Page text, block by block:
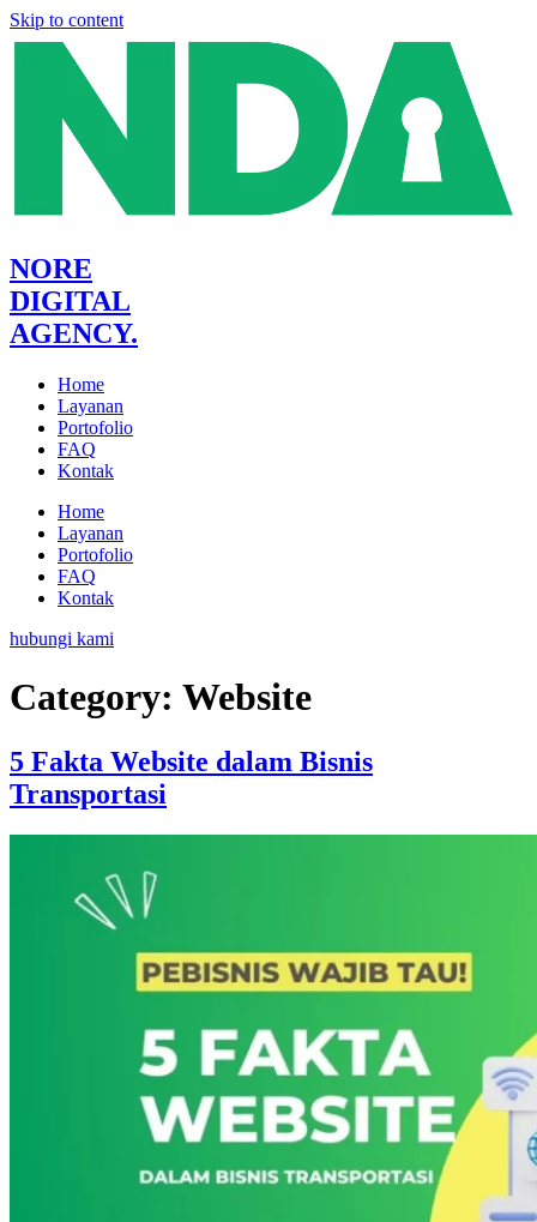
Skip to content
NORE
DIGITAL
AGENCY.
Home
Layanan
Portofolio
FAQ
Kontak
Home
Layanan
Portofolio
FAQ
Kontak
hubungi kami
Category: Website
5 Fakta Website dalam Bisnis
Transportasi